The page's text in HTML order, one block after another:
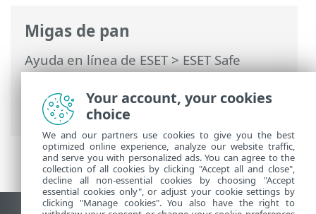
Migas de pan
Ayuda en línea de ESET>ESET Safe
Server>Trabajar con ESET Safe Server>
Configuración avanzada>Protecciones>
Control del dispositivo
Your account, your cookies
choice
We and our partners use cookies to give you the best
optimized online experience, analyze our website traffic,
and serve you with personalized ads. You can agree to the
collection of all cookies by clicking "Accept all and close",
decline all non-essential cookies by choosing "Accept
essential cookies only", or adjust your cookie settings by
clicking "Manage cookies". You also have the right to